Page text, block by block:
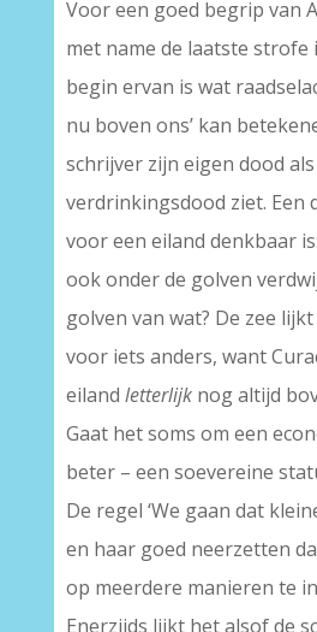
Voor een goed begrip van
met name de laatste strofe
begin ervan is wat
nu boven ons’ kan
schrijver zijn eigen dood
verdrinkingsdood ziet. Een
voor een eiland denkbaar
ook onder de golven
golven van wat? De zee
voor iets anders, want
eiland letterlijk nog altijd
Gaat het soms om een
beter – een soevereine
De regel ‘We gaan dat
en haar goed neerzetten
op meerdere manieren te
Enerzijds lijkt het alsof de